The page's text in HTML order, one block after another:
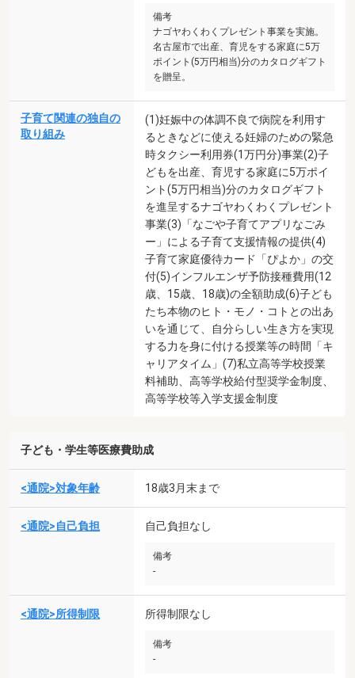
備考
ナゴヤわくわくプレゼント事業を実施。
名古屋市で出産、育児をする家庭に5万
ポイント(5万円相当)分のカタログギフト
を贈呈。
子育て関連の独自の
取り組み
(1)妊娠中の体調不良で病院を利用す
るときなどに使える妊婦のための緊急
時タクシー利用券(1万円分)事業(2)子
どもを出産、育児する家庭に5万ポイ
ント(5万円相当)分のカタログギフト
を進呈するナゴヤわくわくプレゼント
事業(3)「なごや子育てアプリなごみ
ー」による子育て支援情報の提供(4)
子育て家庭優待カード「ぴよか」の交
付(5)インフルエンザ予防接種費用(12
歳、15歳、18歳)の全額助成(6)子ども
たち本物のヒト・モノ・コトとの出あ
いを通じて、自分らしい生き方を実現
する力を身に付ける授業等の時間「キ
ャリアタイム」(7)私立高等学校授業
料補助、高等学校給付型奨学金制度、
高等学校等入学支援金制度
子ども・学生等医療費助成
<通院>対象年齢 18歳3月末まで
<通院>自己負担 自己負担なし
備考
-
<通院>所得制限 所得制限なし
備考
-